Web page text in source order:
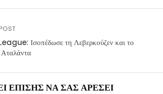
Ισοπέδωσε τη Λεβερκούζεν και το
ΕΠΊΣΗΣ ΝΑ ΣΑΣ ΑΡΈΣΕΙ